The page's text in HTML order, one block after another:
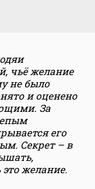
чьё желание
не было
и оценено
За
его
Секрет – в
желание.